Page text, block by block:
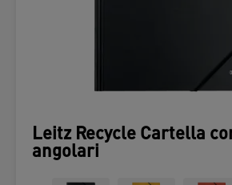
Leitz Recycle Cartella
angolari